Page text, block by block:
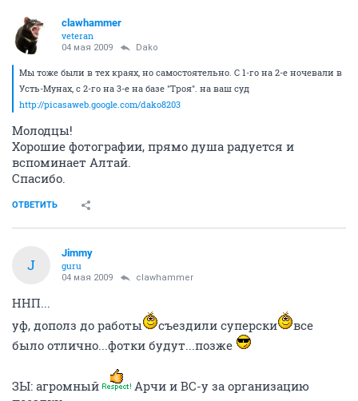
clawhammer
veteran
04 мая 2009 Dako
Мы тоже были в тех краях, но самостоятельно. С 1-го на 2-е ночевали в
Усть-Мунах, с 2-го на 3-е на базе "Троя". на ваш суд
http://picasaweb.google.com/dako8203
Молодцы!
Хорошие фотографии, прямо душа радуется и
вспоминает Алтай.
Спасибо.
ОТВЕТИТЬ
J
Jimmy
guru
04 мая 2009 clawhammer
ННП...
уф, дополз до работы
съездили суперски
все
было отлично...фотки будут...позже
ЗЫ: агромный
Арчи и ВС-у за организацию